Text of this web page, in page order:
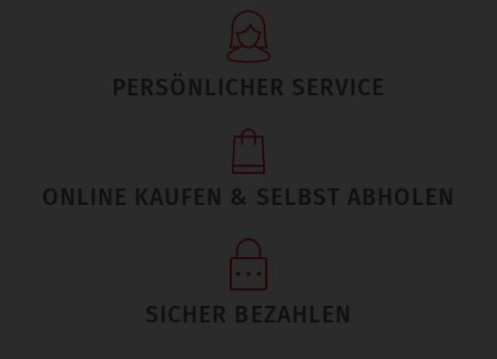
PERSÖNLICHER SERVICE
ONLINE KAUFEN & SELBST ABHOLEN
SICHER BEZAHLEN